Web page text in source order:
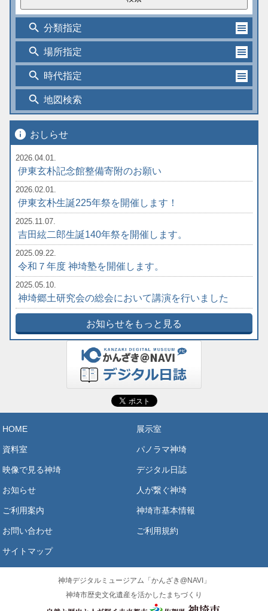
search 分類指定
search 場所指定
search 時代指定
search 地図検索
info おしらせ
2026.04.01.
伊東玄朴記念館整備寄附のお願い
2026.02.01.
伊東玄朴生誕225年祭を開催します！
2025.11.07.
吉田絃二郎生誕140年祭を開催します。
2025.09.22.
令和７年度 神埼塾を開催します。
2025.05.10.
神埼郷土研究会の総会において講演を行いました
お知らせをもっと見る
HOME 展示室
資料室 パノラマ神埼
映像で見る神埼 デジタル日誌
お知らせ 人が繋ぐ神埼
ご利用案内 神埼市基本情報
お問い合わせ ご利用規約
サイトマップ
神埼デジタルミュージアム「かんざき@NAVI」
神埼市歴史文化遺産を活かしたまちづくり